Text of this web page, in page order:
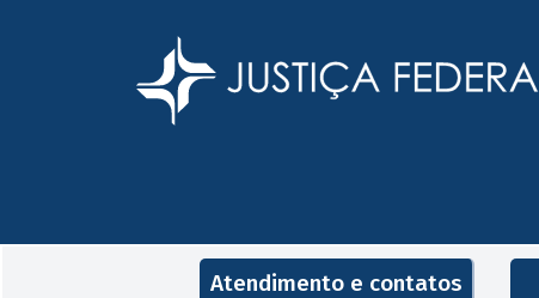
Navegação principal
Atendimento e contatos